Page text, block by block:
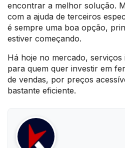
encontrar a melhor solução.
com a ajuda de terceiros
é sempre uma boa opção,
estiver começando.
Há hoje no mercado, serviços
para quem quer investir em
de vendas, por preços
bastante eficiente.